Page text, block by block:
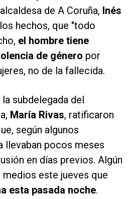
de A Coruña, Inés
hechos, que "todo
el hombre tiene
de género por
no de la fallecida.
subdelegada del
María Rivas, ratificaron
según algunos
llevaban pocos meses
en días previos. Algún
este jueves que
esta pasada noche.